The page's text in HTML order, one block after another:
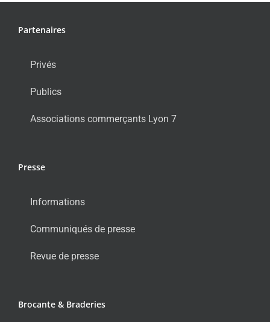
Partenaires
Privés
Publics
Associations commerçants Lyon 7
Presse
Informations
Communiqués de presse
Revue de presse
Brocante & Braderies